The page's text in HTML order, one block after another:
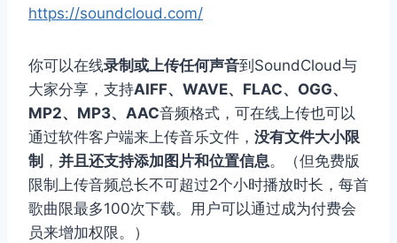
https://soundcloud.com/
你可以在线录制或上传任何声音到SoundCloud与
大家分享，支持AIFF、WAVE、FLAC、OGG、
MP2、MP3、AAC音频格式，可在线上传也可以
通过软件客户端来上传音乐文件， 没有文件大小限
制 ， 并且还支持添加图片和位置信息。（但免费版
限制上传音频总长不可超过2个小时播放时长，每首
歌曲限最多100次下载。用户可以通过成为付费会
员来增加权限。）